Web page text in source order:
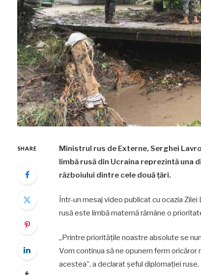
SHARE
Ministrul rus de Externe, Serghei
limbă rusă din Ucraina reprezintă una
războiului dintre cele două țări.
Într-un mesaj video publicat cu ocazia
rusă este limbă maternă rămâne o
„Printre prioritățile noastre absolute se
Vom continua să ne opunem ferm
acestea”, a declarat șeful diplomației ruse.